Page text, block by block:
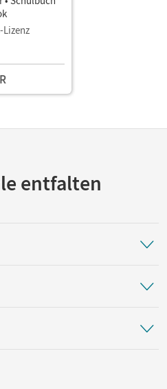
Lizenz
entfalten